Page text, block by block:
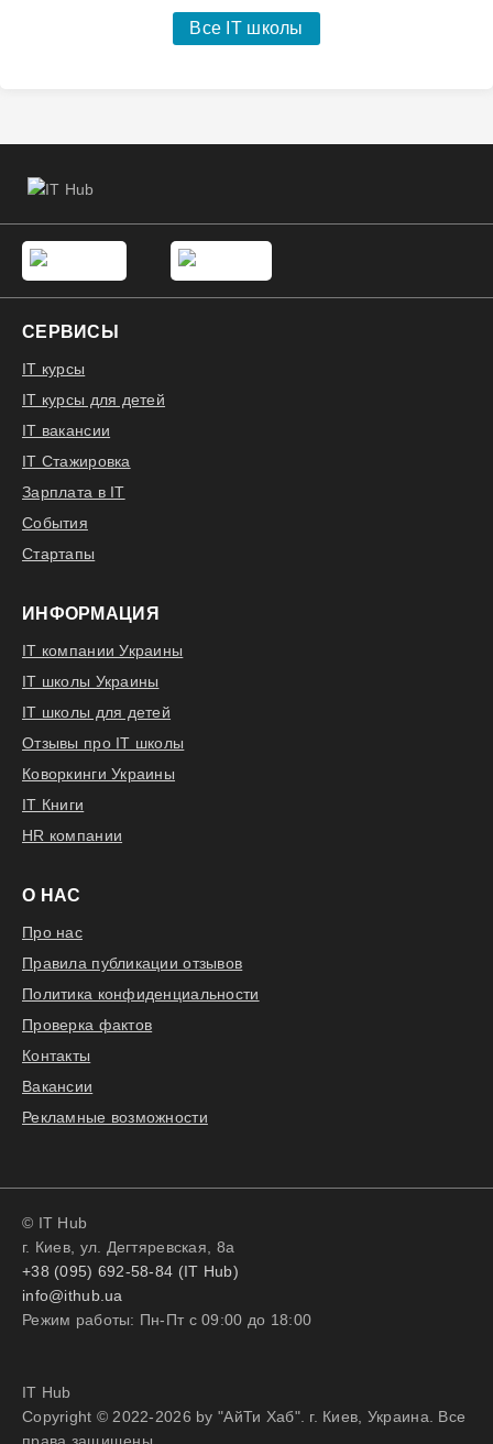
Все IT школы
СЕРВИСЫ
IT курсы
IT курсы для детей
IT вакансии
IT Стажировка
Зарплата в IT
События
Стартапы
ИНФОРМАЦИЯ
IT компании Украины
IT школы Украины
IT школы для детей
Отзывы про IT школы
Коворкинги Украины
IT Книги
HR компании
О НАС
Про нас
Правила публикации отзывов
Политика конфиденциальности
Проверка фактов
Контакты
Вакансии
Рекламные возможности
© IT Hub
г. Киев, ул. Дегтяревская, 8а
+38 (095) 692-58-84 (IT Hub)
info@ithub.ua
Режим работы: Пн-Пт с 09:00 до 18:00
IT Hub
Copyright © 2022-2026 by "АйТи Хаб". г. Киев, Украина. Все
права защищены.